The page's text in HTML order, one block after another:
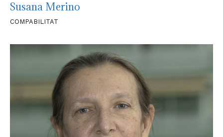
Susana Merino
COMPABILITAT